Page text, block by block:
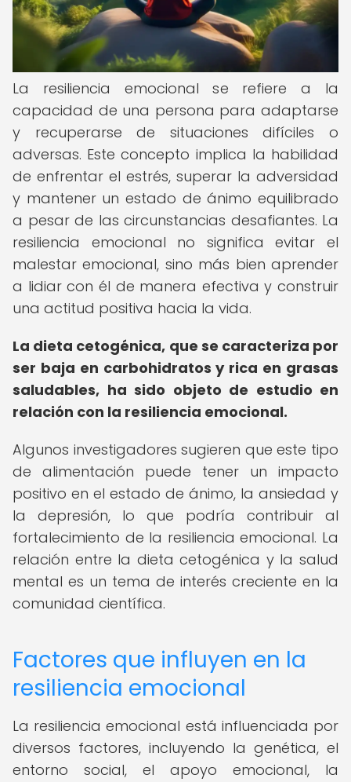
La resiliencia emocional se refiere a la
capacidad de una persona para adaptarse
y recuperarse de situaciones difíciles o
adversas. Este concepto implica la habilidad
de enfrentar el estrés, superar la adversidad
y mantener un estado de ánimo equilibrado
a pesar de las circunstancias desafiantes. La
resiliencia emocional no significa evitar el
malestar emocional, sino más bien aprender
a lidiar con él de manera efectiva y construir
una actitud positiva hacia la vida.
La dieta cetogénica, que se caracteriza por
ser baja en carbohidratos y rica en grasas
saludables, ha sido objeto de estudio en
relación con la resiliencia emocional.
Algunos investigadores sugieren que este tipo
de alimentación puede tener un impacto
positivo en el estado de ánimo, la ansiedad y
la depresión, lo que podría contribuir al
fortalecimiento de la resiliencia emocional. La
relación entre la dieta cetogénica y la salud
mental es un tema de interés creciente en la
comunidad científica.
Factores que influyen en la
resiliencia emocional
La resiliencia emocional está influenciada por
diversos factores, incluyendo la genética, el
entorno social, el apoyo emocional, la